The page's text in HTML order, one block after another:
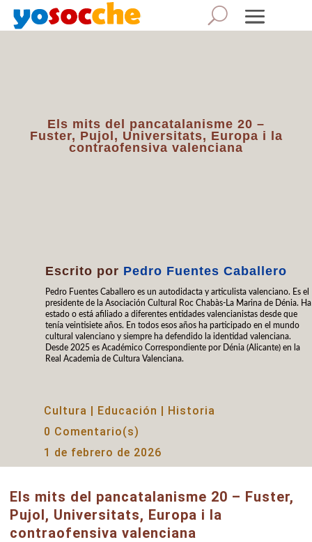
Els mits del pancatalanisme 20 –
Fuster, Pujol, Universitats, Europa i la
contraofensiva valenciana
Escrito por Pedro Fuentes Caballero
Pedro Fuentes Caballero es un autodidacta y articulista valenciano. Es el
presidente de la Asociación Cultural Roc Chabàs-La Marina de Dénia. Ha
estado o está afiliado a diferentes entidades valencianistas desde que
tenía veintisiete años. En todos esos años ha participado en el mundo
cultural valenciano y siempre ha defendido la identidad valenciana.
Desde 2025 es Académico Correspondiente por Dénia (Alicante) en la
Real Academia de Cultura Valenciana.
Cultura | Educación | Historia
0 Comentario(s)
1 de febrero de 2026
Els mits del pancatalanisme 20 – Fuster,
Pujol, Universitats, Europa i la
contraofensiva valenciana